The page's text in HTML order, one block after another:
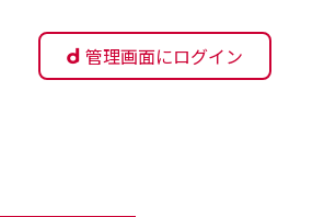
管理画面にログイン